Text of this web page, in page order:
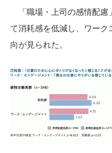
「職場・上司の感情配慮
て消耗感を低減し、ワー
向が見られた。